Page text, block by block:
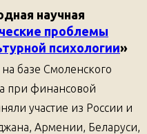
научная
проблемы
психологии»
базе Смоленского
при финансовой
участие из России и
Армении, Беларуси,